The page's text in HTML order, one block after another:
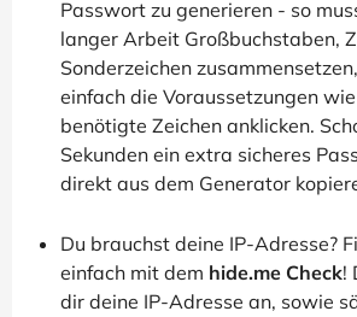
Passwort zu generieren - so
langer Arbeit Großbuchstaben,
Sonderzeichen
einfach die Voraussetzungen
benötigte Zeichen anklicken.
Sekunden ein extra sicheres
direkt aus dem Generator
Du brauchst deine IP-Adresse?
einfach mit dem hide.me Check!
dir deine IP-Adresse an, sowie